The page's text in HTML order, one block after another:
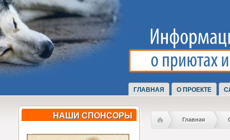
ГЛАВНАЯ О ПРОЕКТЕ
НАШИ СПОНСОРЫ Главная